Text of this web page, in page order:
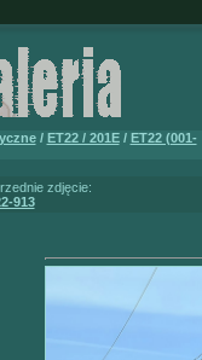
/ ET22 / 201E/ ET22 (001-
zdjęcie:
913